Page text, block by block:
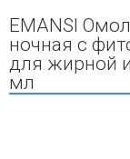
EMANSI
ночная с
для жирной
мл